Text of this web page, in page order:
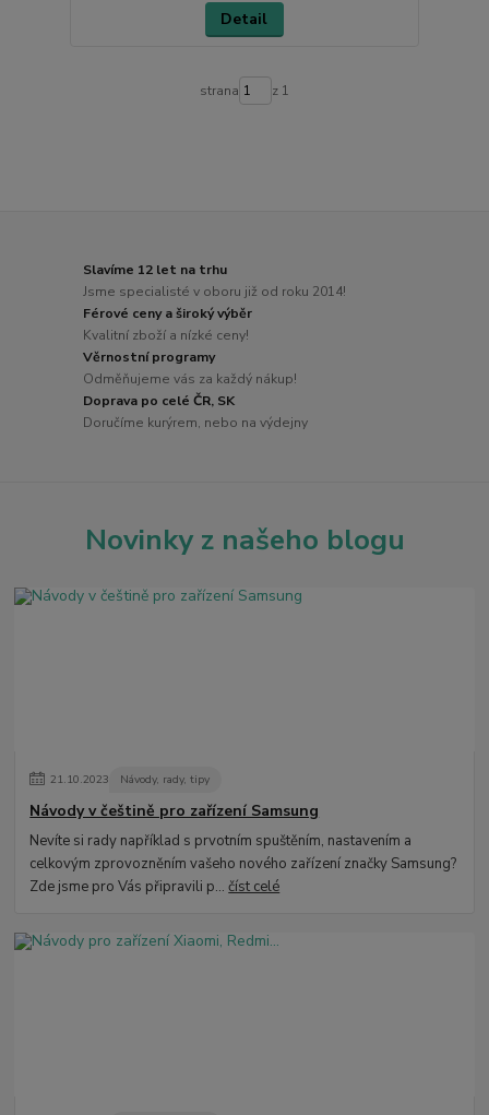
Detail
strana z 1
Slavíme 12 let na trhu
Jsme specialisté v oboru již od roku 2014!
Férové ceny a široký výběr
Kvalitní zboží a nízké ceny!
Věrnostní programy
Odměňujeme vás za každý nákup!
Doprava po celé ČR, SK
Doručíme kurýrem, nebo na výdejny
Novinky z našeho blogu
21.10.2023 Návody, rady, tipy
Návody v češtině pro zařízení Samsung
Nevíte si rady například s prvotním spuštěním, nastavením a
celkovým zprovozněním vašeho nového zařízení značky Samsung?
Zde jsme pro Vás připravili p...číst celé